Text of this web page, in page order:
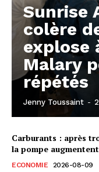
Sunrise
colère
explose
Malary
répétés
Jenny Toussaint -
Carburants : après
la pompe
ECONOMIE 2026-08-09